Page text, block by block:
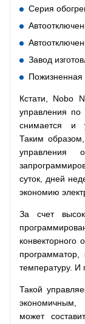
Серия
Завод
Пожизненная
Кстати, Nobo
управления по
снимается и
Таким
управления
суток, дней
экономию
За счет
программатор,
температуру. И
Такой
экономичным,
может